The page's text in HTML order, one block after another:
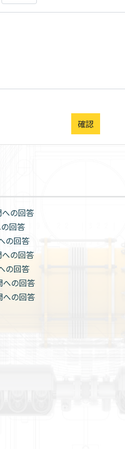
の回答
回答
の回答
の回答
の回答
への回答
への回答